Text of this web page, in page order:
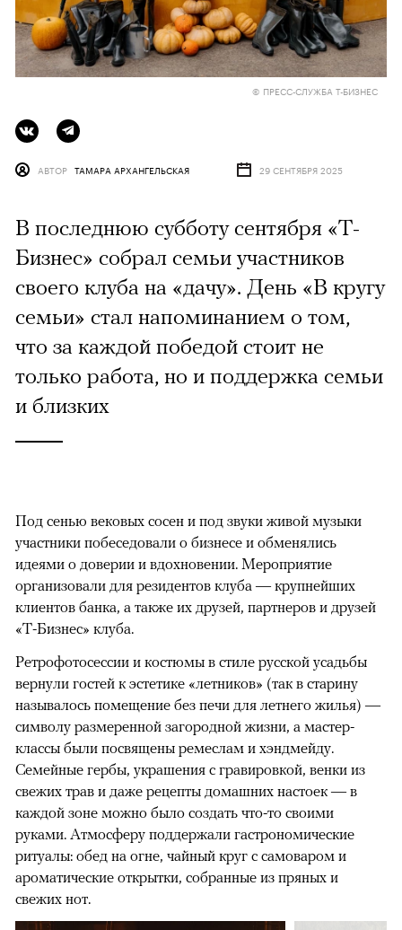
© ПРЕСС-СЛУЖБА Т-БИЗНЕС
АВТОР ТАМАРА АРХАНГЕЛЬСКАЯ 29 СЕНТЯБРЯ 2025
В последнюю субботу сентября «Т-
Бизнес» собрал семьи участников
своего клуба на «дачу». День «В кругу
семьи» стал напоминанием о том,
что за каждой победой стоит не
только работа, но и поддержка семьи
и близких
Под сенью вековых сосен и под звуки живой музыки
участники побеседовали о бизнесе и обменялись
идеями о доверии и вдохновении. Мероприятие
организовали для резидентов клуба — крупнейших
клиентов банка, а также их друзей, партнеров и друзей
«Т-Бизнес» клуба.
Ретрофотосессии и костюмы в стиле русской усадьбы
вернули гостей к эстетике «летников» (так в старину
называлось помещение без печи для летнего жилья) —
символу размеренной загородной жизни, а мастер-
классы были посвящены ремеслам и хэндмейду.
Семейные гербы, украшения с гравировкой, венки из
свежих трав и даже рецепты домашних настоек — в
каждой зоне можно было создать что-то своими
руками. Атмосферу поддержали гастрономические
ритуалы: обед на огне, чайный круг с самоваром и
ароматические открытки, собранные из пряных и
свежих нот.